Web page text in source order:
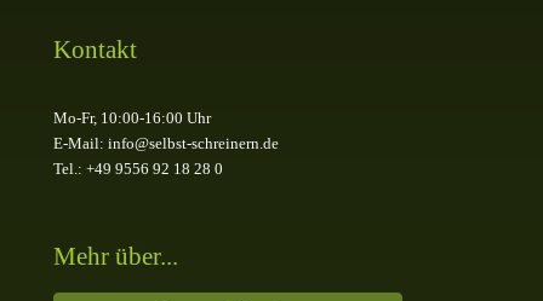
Kontakt
Mo-Fr, 10:00-16:00 Uhr
E-Mail: info@selbst-schreinern.de
Tel.: +49 9556 92 18 28 0
Mehr über...